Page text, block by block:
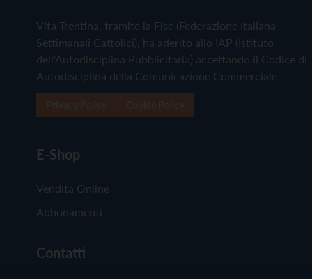
Vita Trentina, tramite la Fisc (Federazione Italiana
Settimanali Cattolici), ha aderito allo IAP (Istituto
dell'Autodisciplina Pubblicitaria) accettando il Codice di
Autodisciplina della Comunicazione Commerciale
E-Shop
Vendita Online
Abbonamenti
Contatti